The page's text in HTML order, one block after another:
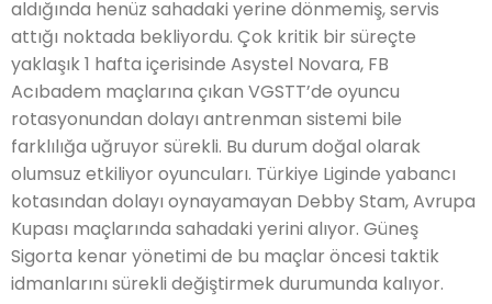
aldığında henüz sahadaki yerine dönmemiş, servis
attığı noktada bekliyordu. Çok kritik bir süreçte
yaklaşık 1 hafta içerisinde Asystel Novara, FB
Acıbadem maçlarına çıkan VGSTT’de oyuncu
rotasyonundan dolayı antrenman sistemi bile
farklılığa uğruyor sürekli. Bu durum doğal olarak
olumsuz etkiliyor oyuncuları. Türkiye Liginde yabancı
kotasından dolayı oynayamayan Debby Stam, Avrupa
Kupası maçlarında sahadaki yerini alıyor. Güneş
Sigorta kenar yönetimi de bu maçlar öncesi taktik
idmanlarını sürekli değiştirmek durumunda kalıyor.